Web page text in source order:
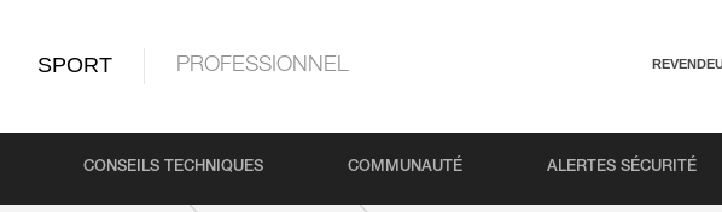
SPORT PROFESSIONNEL
CONSEILS TECHNIQUES COMMUNAUTÉ ALERTES SÉCURITÉ